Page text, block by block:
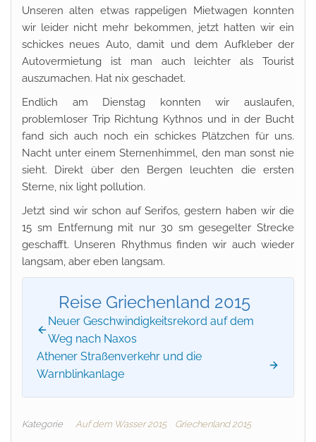
Unseren alten etwas rappeligen Mietwagen konnten
wir leider nicht mehr bekommen, jetzt hatten wir ein
schickes neues Auto, damit und dem Aufkleber der
Autovermietung ist man auch leichter als Tourist
auszumachen. Hat nix geschadet.
Endlich am Dienstag konnten wir auslaufen,
problemloser Trip Richtung Kythnos und in der Bucht
fand sich auch noch ein schickes Plätzchen für uns.
Nacht unter einem Sternenhimmel, den man sonst nie
sieht. Direkt über den Bergen leuchten die ersten
Sterne, nix light pollution.
Jetzt sind wir schon auf Serifos, gestern haben wir die
15 sm Entfernung mit nur 30 sm gesegelter Strecke
geschafft. Unseren Rhythmus finden wir auch wieder
langsam, aber eben langsam.
Reise Griechenland 2015
Neuer Geschwindigkeitsrekord auf dem
Weg nach Naxos
Athener Straßenverkehr und die
Warnblinkanlage
Kategorie Auf dem Wasser 2015 Griechenland 2015